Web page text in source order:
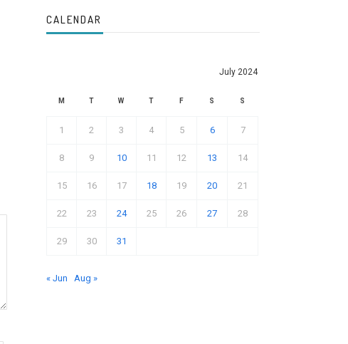
CALENDAR
July 2024
M T W T F S S
1 2 3 4 5 6 7
8 9 10 11 12 13 14
15 16 17 18 19 20 21
22 23 24 25 26 27 28
29 30 31
« Jun Aug »